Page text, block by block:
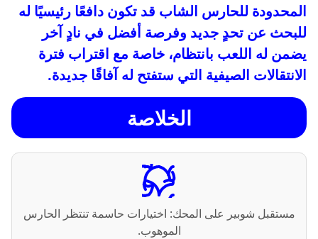
المحدودة للحارس الشاب قد تكون دافعًا رئيسيًا له
للبحث عن تحدٍ جديد وفرصة أفضل في نادٍ آخر
يضمن له اللعب بانتظام، خاصة مع اقتراب فترة
الانتقالات الصيفية التي ستفتح له آفاقًا جديدة.
الخلاصة
مستقبل شوبير على المحك: اختيارات حاسمة تنتظر الحارس
الموهوب.